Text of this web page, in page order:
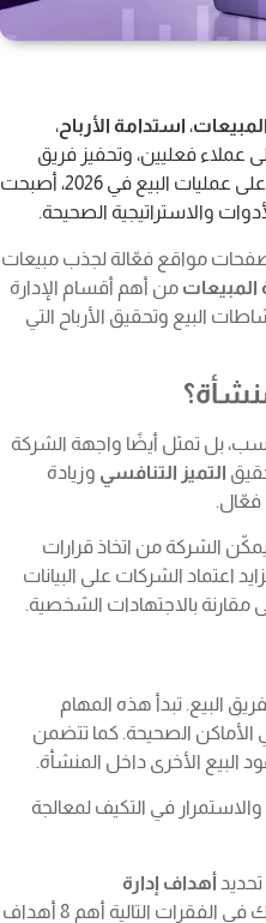
، استدامة الأرباح،
عملاء فعليين، وتحفيز فريق
المبيعات، والتكامل مع الإدارة التسويقية. ومع دخول الذكاء الاصطناعي بقوة على عمليات البيع في 2026، أصبحت
والاستراتيجية الصحيحة.
مواقع فعّالة لجذب مبيعات
المبيعات من أهم أقسام الإدارة
البيع وتحقيق الأرباح التي
بل تمثل أيضًا واجهة الشركة
التميز التنافسي وزيادة
فعّال.
الشركة من اتخاذ قرارات
اعتماد الشركات على البيانات
البيع. تبدأ هذه المهام
الأماكن الصحيحة. كما تتضمن
البيع الأخرى داخل المنشأة.
في التكيف لمعالجة
أهداف إدارة
المراد تحقيقها والتوقعات التي تنتظرها المنشأة منها. لهذا جمعنا لك في الفقرات التالية أهم 8 أهداف